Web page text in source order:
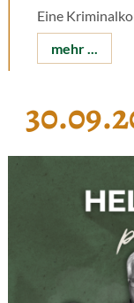
Eine
mehr ...